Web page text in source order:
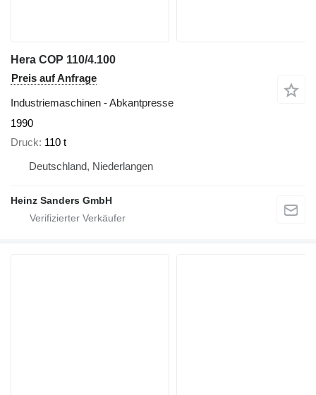
Hera COP 110/4.100
Preis auf Anfrage
Industriemaschinen - Abkantpresse
1990
Druck 110 t
Deutschland, Niederlangen
Heinz Sanders GmbH